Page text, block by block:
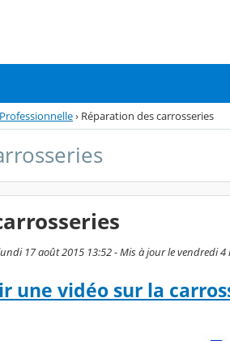
› Réparation des carrosseries
17 août 2015 13:52 - Mis à jour le vendredi 4
une vidéo sur la